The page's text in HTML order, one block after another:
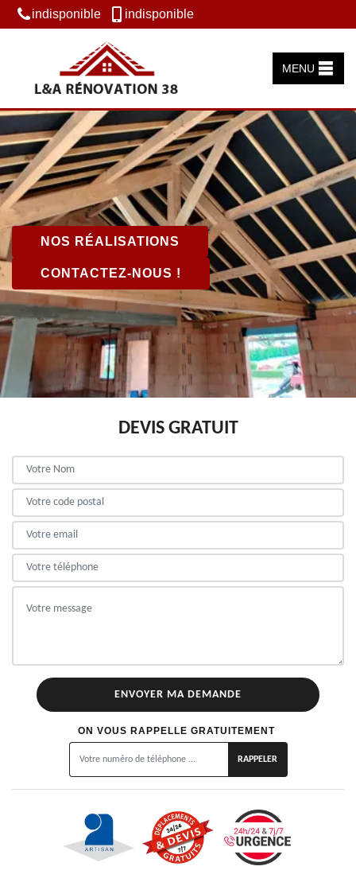
indisponible indisponible
MENU
NOS RÉALISATIONS
CONTACTEZ-NOUS !
DEVIS GRATUIT
ON VOUS RAPPELLE GRATUITEMENT